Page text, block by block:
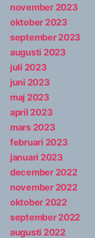
november 2023
oktober 2023
september 2023
augusti 2023
juli 2023
juni 2023
maj 2023
april 2023
mars 2023
februari 2023
januari 2023
december 2022
november 2022
oktober 2022
september 2022
augusti 2022